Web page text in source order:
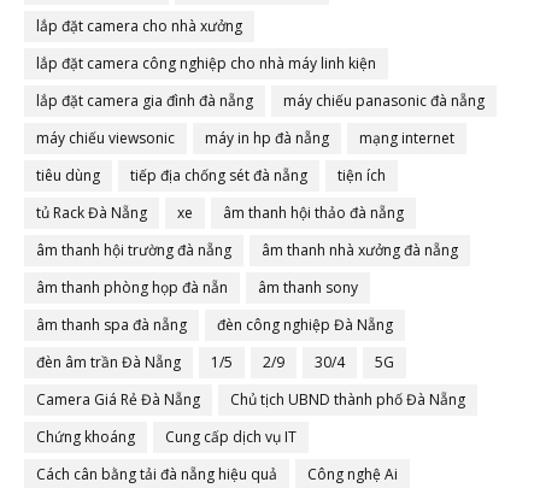
lắp đặt camera cho nhà xưởng
lắp đặt camera công nghiệp cho nhà máy linh kiện
lắp đặt camera gia đình đà nẵng
máy chiếu panasonic đà nẵng
máy chiếu viewsonic
máy in hp đà nẵng
mạng internet
tiêu dùng
tiếp địa chống sét đà nẵng
tiện ích
tủ Rack Đà Nẵng
xe
âm thanh hội thảo đà nẵng
âm thanh hội trường đà nẵng
âm thanh nhà xưởng đà nẵng
âm thanh phòng họp đà nẵn
âm thanh sony
âm thanh spa đà nẵng
đèn công nghiệp Đà Nẵng
đèn âm trần Đà Nẵng
1/5 2/9 30/4
5G
Camera Giá Rẻ Đà Nẵng
Chủ tịch UBND thành phố Đà Nẵng
Chứng khoáng
Cung cấp dịch vụ IT
Cách cân bằng tải đà nẵng hiệu quả
Công nghệ Ai